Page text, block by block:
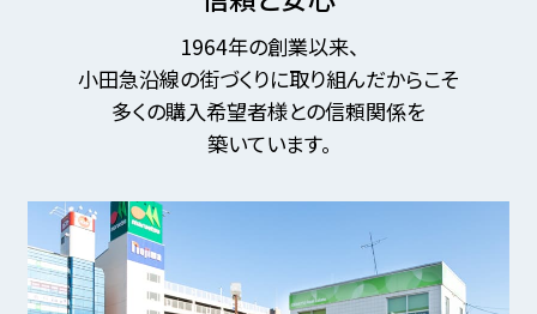
1964年の創業以来、
小田急沿線の街づくりに取り組んだからこそ
多くの購入希望者様との信頼関係を
築いています。